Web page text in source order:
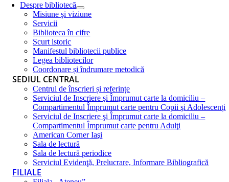
Despre bibliotecă
Misiune şi viziune
Servicii
Biblioteca în cifre
Scurt istoric
Manifestul bibliotecii publice
Legea bibliotecilor
Coordonare și îndrumare metodică
SEDIUL CENTRAL
Centrul de înscrieri și referințe
Serviciul de Inscriere şi Împrumut carte la domiciliu –
Compartimentul Împrumut carte pentru Copii şi Adolescenţi
Serviciul de Inscriere şi Împrumut carte la domiciliu –
Compartimentul Împrumut carte pentru Adulţi
American Corner Iaşi
Sala de lectură
Sala de lectură periodice
Serviciul Evidenţă, Prelucrare, Informare Bibliografică
FILIALE